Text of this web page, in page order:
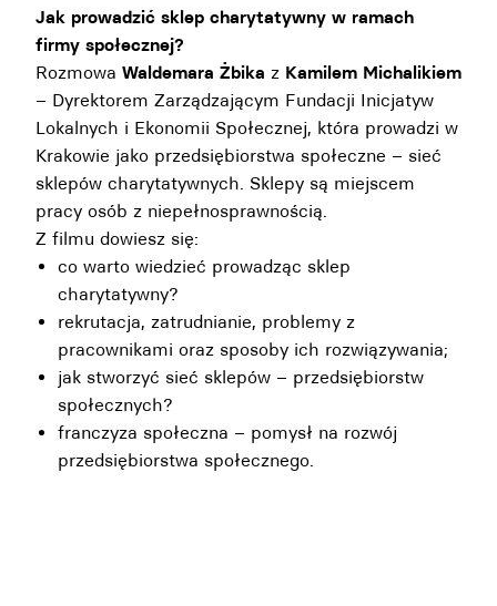
Jak prowadzić sklep charytatywny w ramach
firmy społecznej?
Rozmowa Waldemara Żbika z Kamilem Michalikiem
– Dyrektorem Zarządzającym Fundacji Inicjatyw
Lokalnych i Ekonomii Społecznej, która prowadzi w
Krakowie jako przedsiębiorstwa społeczne – sieć
sklepów charytatywnych. Sklepy są miejscem
pracy osób z niepełnosprawnością.
Z filmu dowiesz się:
co warto wiedzieć prowadząc sklep
charytatywny?
rekrutacja, zatrudnianie, problemy z
pracownikami oraz sposoby ich rozwiązywania;
jak stworzyć sieć sklepów – przedsiębiorstw
społecznych?
franczyza społeczna – pomysł na rozwój
przedsiębiorstwa społecznego.